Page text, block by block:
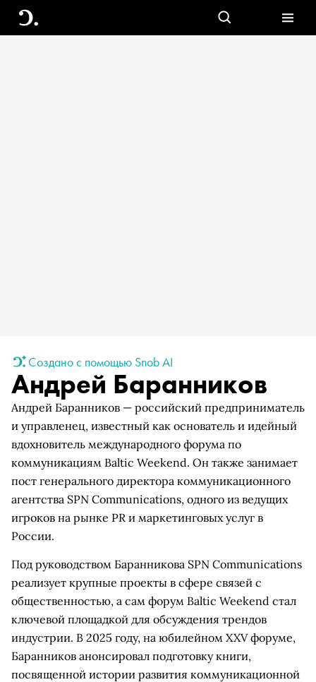
Создано с помощью Snob AI
Андрей Баранников
Андрей Баранников — российский предприниматель
и управленец, известный как основатель и идейный
вдохновитель международного форума по
коммуникациям Baltic Weekend. Он также занимает
пост генерального директора коммуникационного
агентства SPN Communications, одного из ведущих
игроков на рынке PR и маркетинговых услуг в
России.
Под руководством Баранникова SPN Communications
реализует крупные проекты в сфере связей с
общественностью, а сам форум Baltic Weekend стал
ключевой площадкой для обсуждения трендов
индустрии. В 2025 году, на юбилейном XXV форуме,
Баранников анонсировал подготовку книги,
посвященной истории развития коммуникационной